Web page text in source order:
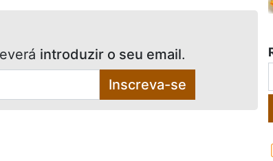
introduzir o seu email.
Inscreva-se